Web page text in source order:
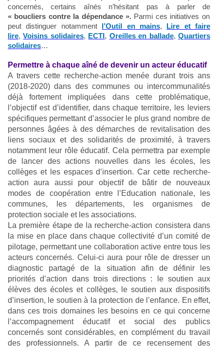
concernés, certains aînés n’hésitant pas à parler de
« boucliers contre la dépendance ». Parmi ces initiatives on
peut distinguer notamment
l’Outil en mains,
Lire et faire
lire,Voisins solidaires, ECTI , Oreilles en ballade,Quartiers
solidaires…
Permettre à chaque aîné de devenir un acteur éducatif
A travers cette recherche-action menée durant trois ans
(2018-2020) dans des communes ou intercommunalités
déjà fortement impliquées dans cette problématique,
l’objectif est d’identifier, dans chaque territoire, les leviers
spécifiques permettant d’associer le plus grand nombre de
personnes âgées à des démarches de revitalisation des
liens sociaux et des solidarités de proximité, à travers
notamment leur rôle éducatif. Cela permettra par exemple
de lancer des actions nouvelles dans les écoles, les
collèges et les espaces d’insertion. Car cette recherche-
action aura aussi pour objectif de bâtir de nouveaux
modes de coopération entre l’Education nationale, les
communes, les départements, les organismes de
protection sociale et les associations.
La première étape de la recherche-action consistera dans
la mise en place dans chaque collectivité d’un comité de
pilotage, permettant une collaboration active entre tous les
acteurs concernés. Celui-ci aura pour rôle de dresser un
diagnostic partagé de la situation afin de définir les
priorités d’action dans trois directions : le soutien aux
élèves des écoles et collèges, le soutien aux dispositifs
d’insertion, le soutien à la protection de l’enfance. En effet,
dans ces trois domaines les besoins en ce qui concerne
l’accompagnement éducatif et social des publics
concernés sont considérables, en complément du travail
des professionnels. A partir de ce recensement des